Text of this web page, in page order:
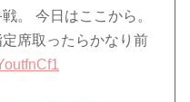
。 今日はここから。
席取ったらかなり前